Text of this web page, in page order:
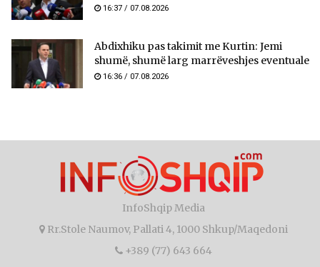
16:37 / 07.08.2026
Abdixhiku pas takimit me Kurtin: Jemi
shumë, shumë larg marrëveshjes eventuale
16:36 / 07.08.2026
InfoShqip Media
Rr.Stole Naumov, Pallati 4, 1000 Shkup/Maqedoni
+389 (77) 643 664